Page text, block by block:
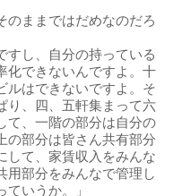
のままではだめなのだろ
すし、自分の持っている
化できないんですよ。十
ルはできないですよ。そ
り、四、五軒集まって六
て、一階の部分は自分の
の部分は皆さん共有部分
して、家賃収入をみんな
用部分をみんなで管理し
いうか。」